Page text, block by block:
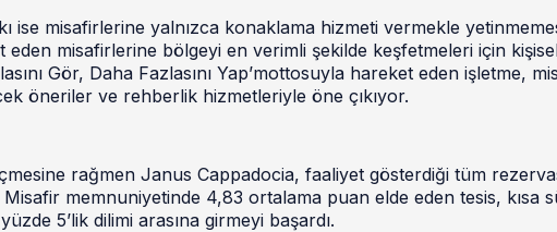
ise misafirlerine yalnızca konaklama hizmeti vermekle
eden misafirlerine bölgeyi en verimli şekilde keşfetmeleri için
Gör, Daha Fazlasını Yap’mottosuyla hareket eden işletme,
öneriler ve rehberlik hizmetleriyle öne çıkıyor.
rağmen Janus Cappadocia, faaliyet gösterdiği tüm
Misafir memnuniyetinde 4,83 ortalama puan elde eden tesis, kısa
5’lik dilimi arasına girmeyi başardı.